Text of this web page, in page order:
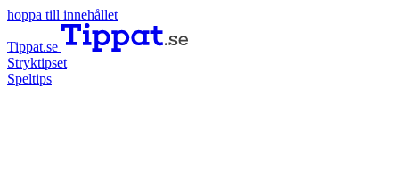
hoppa till innehållet
Tippat.se
Stryktipset
Speltips